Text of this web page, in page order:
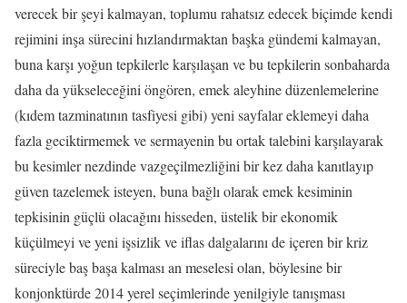
verecek bir şeyi kalmayan, toplumu rahatsız edecek biçimde kendi
rejimini inşa sürecini hızlandırmaktan başka gündemi kalmayan,
buna karşı yoğun tepkilerle karşılaşan ve bu tepkilerin sonbaharda
daha da yükseleceğini öngören, emek aleyhine düzenlemelerine
(kıdem tazminatının tasfiyesi gibi) yeni sayfalar eklemeyi daha
fazla geciktirmemek ve sermayenin bu ortak talebini karşılayarak
bu kesimler nezdinde vazgeçilmezliğini bir kez daha kanıtlayıp
güven tazelemek isteyen, buna bağlı olarak emek kesiminin
tepkisinin güçlü olacağını hisseden, üstelik bir ekonomik
küçülmeyi ve yeni işsizlik ve iflas dalgalarını de içeren bir kriz
süreciyle baş başa kalması an meselesi olan, böylesine bir
konjonktürde 2014 yerel seçimlerinde yenilgiyle tanışması